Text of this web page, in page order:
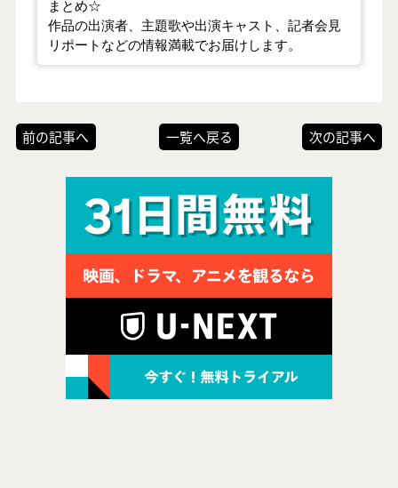
まとめ☆
作品の出演者、主題歌や出演キャスト、記者会見
リポートなどの情報満載でお届けします。
前の記事へ 一覧へ戻る 次の記事へ